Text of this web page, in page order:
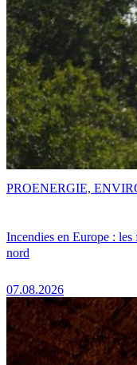
Incendies en Europe : les
nord
07.08.2026
PROENERGIE,